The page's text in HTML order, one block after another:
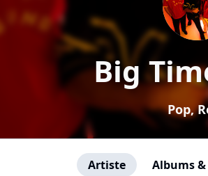
Big
Pop,
Artiste Albums